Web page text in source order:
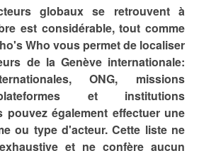
globaux se retrouvent à
est considérable, tout comme
Who vous permet de localiser
de la Genève internationale:
ONG, missions
et institutions
pouvez également effectuer une
ou type d'acteur. Cette liste ne
et ne confère aucun